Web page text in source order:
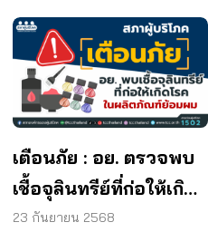
เตือนภัย : อย. ตรวจพบ
เชื้อจุลินทรีย์ที่ก่อให้เกิด
โรค และพบแบคทีเรีย
23 กันยายน 2568